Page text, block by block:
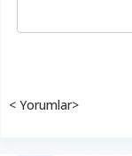
< Yorumlar>